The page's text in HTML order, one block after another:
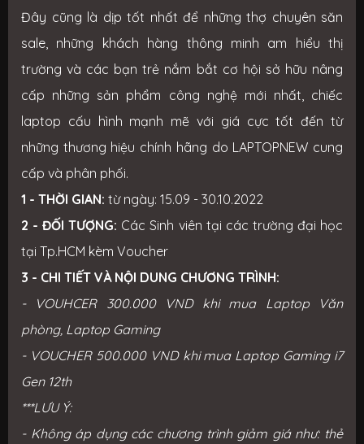
Đây cũng là dịp tốt nhất để những thợ chuyên săn
sale, những khách hàng thông minh am hiểu thị
trường và các bạn trẻ nắm bắt cơ hội sở hữu nâng
cấp những sản phẩm công nghệ mới nhất, chiếc
laptop cấu hình mạnh mẽ với giá cực tốt đến từ
những thương hiệu chính hãng do LAPTOPNEW cung
cấp và phân phối.
1 - THỜI GIAN: từ ngày: 15.09 - 30.10.2022
2 - ĐỐI TƯỢNG: Các Sinh viên tại các trường đại học
tại Tp.HCM kèm Voucher
3 - CHI TIẾT VÀ NỘI DUNG CHƯƠNG TRÌNH:
- VOUHCER 300.000 VND khi mua Laptop Văn
phòng, Laptop Gaming
- VOUCHER 500.000 VND khi mua Laptop Gaming i7
Gen 12th
***LƯU Ý:
- Không áp dụng các chương trình giảm giá như: thẻ